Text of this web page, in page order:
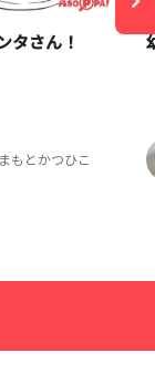
タさん！
もとかつひこ